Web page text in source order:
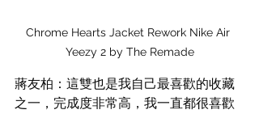
Chrome Hearts Jacket Rework Nike Air
Yeezy 2 by The Remade
蔣友柏：這雙也是我自己最喜歡的收藏
之一，完成度非常高，我一直都很喜歡